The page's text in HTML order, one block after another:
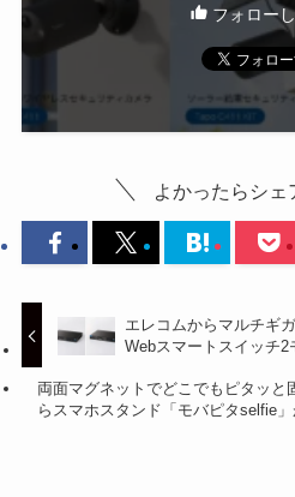
フォロー
よかったらシェ
エレコムからマルチギ
Webスマートスイッチ2
両面マグネットでどこでもピタッと
らスマホスタンド「モバピタselfie